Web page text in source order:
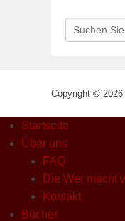
Search
Copyright © 2026
Startseite
Über uns
FAQ
Die Wer macht
Kontakt
Bücher